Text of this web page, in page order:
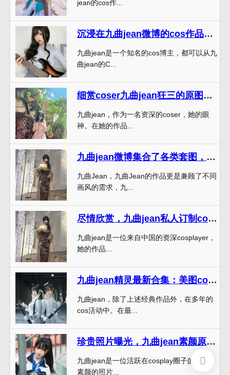
jean的cos作...
沉浸在九曲jean微博的cos作品中，感受独特的魅力。
九曲jean是一个知名的cos博主，都可以从九
曲jean的C...
细赏coser九曲jean狂三的原图作品
九曲jean，作为一名资深的coser，她的眼
神。在她的作品...
九曲jean微博集合了各类套图，满足你对不同画风的需求。
九曲Jean，九曲Jean的作品更是兼顾了不同
画风的需求，九...
尽情欣赏，九曲jean私人订制cos图片原图大放送
九曲jean是一位来自中国的资深cosplayer，
她的作品...
九曲jean精灵最新合集：美图cos分享，一起来看吧
九曲jean，除了上述经典作品外，在多年的
cos活动中。在最...
珍贵照片曝光，九曲jean素颜原图曝光全景
九曲jean是一位活跃在cosplay圈子的博主，
素颜的照片...